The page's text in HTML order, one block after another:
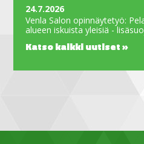
24.7.2026
Venla Salon opinnäytetyö:
alueen iskuista yleisiä -
Katso kaikki uutiset »